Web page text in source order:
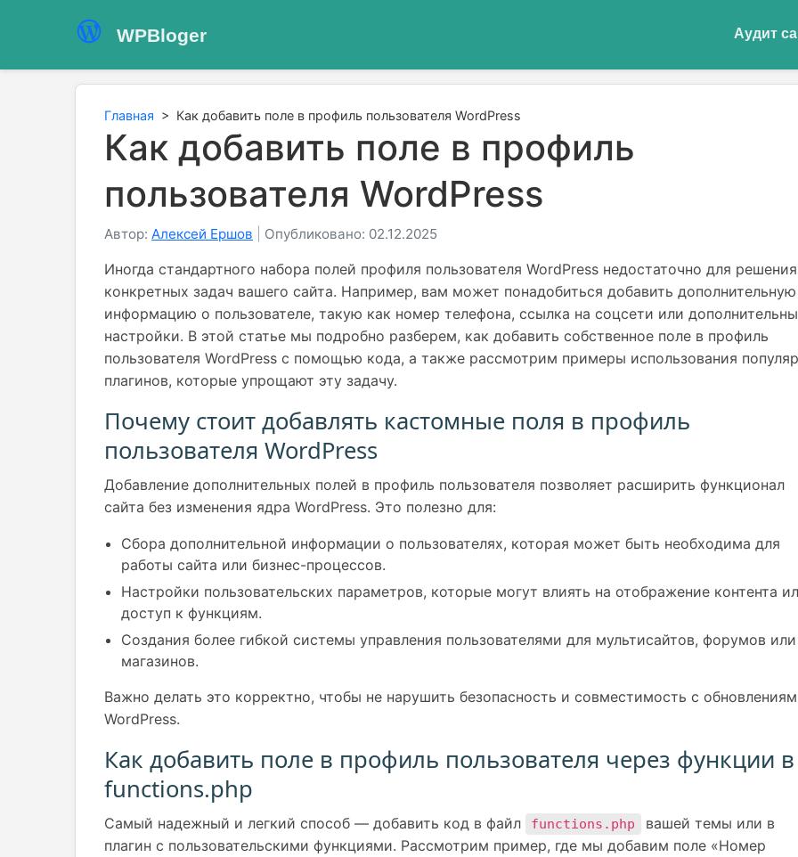
WPBloger Аудит
Главная > Как добавить поле в профиль пользователя WordPress
Как добавить поле в профиль
пользователя WordPress
Автор: Алексей Ершов Опубликовано: 02.12.2025
Иногда стандартного набора полей профиля пользователя WordPress недостаточно для решения
конкретных задач вашего сайта. Например, вам может понадобиться добавить дополнительную
информацию о пользователе, такую как номер телефона, ссылка на соцсети или
настройки. В этой статье мы подробно разберем, как добавить собственное поле в профиль
пользователя WordPress с помощью кода, а также рассмотрим примеры использования
плагинов, которые упрощают эту задачу.
Почему стоит добавлять кастомные поля в профиль
пользователя WordPress
Добавление дополнительных полей в профиль пользователя позволяет расширить функционал
сайта без изменения ядра WordPress. Это полезно для:
Сбора дополнительной информации о пользователях, которая может быть необходима для
работы сайта или бизнес-процессов.
Настройки пользовательских параметров, которые могут влиять на отображение контента
доступ к функциям.
Создания более гибкой системы управления пользователями для мультисайтов, форумов или
магазинов.
Важно делать это корректно, чтобы не нарушить безопасность и совместимость с
WordPress.
Как добавить поле в профиль пользователя через функции в
functions.php
Самый надежный и легкий способ — добавить код в файл functions.php
вашей темы или в
плагин с пользовательскими функциями. Рассмотрим пример, где мы добавим поле «Номер